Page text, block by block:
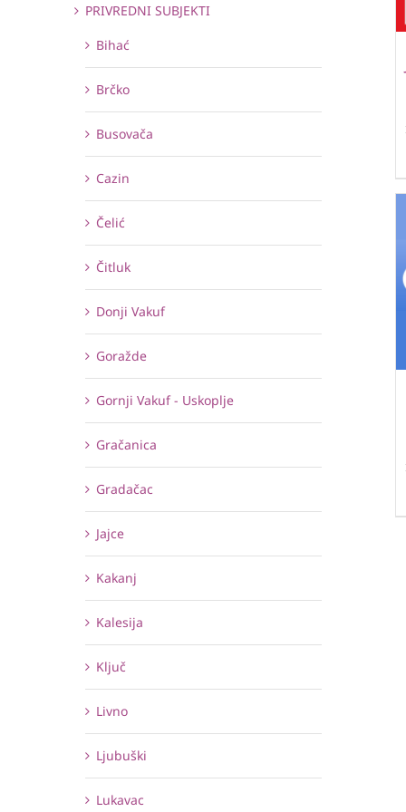
PRIVREDNI SUBJEKTI
Bihać
Brčko
Busovača
Cazin
Čelić
Čitluk
Donji Vakuf
Goražde
Gornji Vakuf - Uskoplje
Gračanica
Gradačac
Jajce
Kakanj
Kalesija
Ključ
Livno
Ljubuški
Lukavac